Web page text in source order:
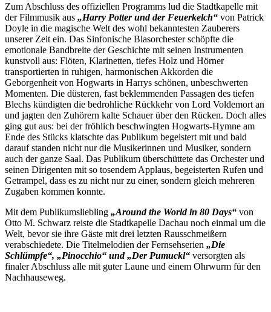
Zum Abschluss des offiziellen Programms lud die Stadtkapelle mit
der Filmmusik aus „Harry Potter und der Feuerkelch“ von Patrick
Doyle in die magische Welt des wohl bekanntesten Zauberers
unserer Zeit ein. Das Sinfonische Blasorchester schöpfte die
emotionale Bandbreite der Geschichte mit seinen Instrumenten
kunstvoll aus: Flöten, Klarinetten, tiefes Holz und Hörner
transportierten in ruhigen, harmonischen Akkorden die
Geborgenheit von Hogwarts in Harrys schönen, unbeschwerten
Momenten. Die düsteren, fast beklemmenden Passagen des tiefen
Blechs kündigten die bedrohliche Rückkehr von Lord Voldemort an
und jagten den Zuhörern kalte Schauer über den Rücken. Doch alles
ging gut aus: bei der fröhlich beschwingten Hogwarts-Hymne am
Ende des Stücks klatschte das Publikum begeistert mit und bald
darauf standen nicht nur die Musikerinnen und Musiker, sondern
auch der ganze Saal. Das Publikum überschüttete das Orchester und
seinen Dirigenten mit so tosendem Applaus, begeisterten Rufen und
Getrampel, dass es zu nicht nur zu einer, sondern gleich mehreren
Zugaben kommen konnte.
Mit dem Publikumsliebling „Around the World in 80 Days“ von
Otto M. Schwarz reiste die Stadtkapelle Dachau noch einmal um die
Welt, bevor sie ihre Gäste mit drei letzten Rausschmeißern
verabschiedete. Die Titelmelodien der Fernsehserien „Die
Schlümpfe“, „Pinocchio“ und „Der Pumuckl“ versorgten als
finaler Abschluss alle mit guter Laune und einem Ohrwurm für den
Nachhauseweg.